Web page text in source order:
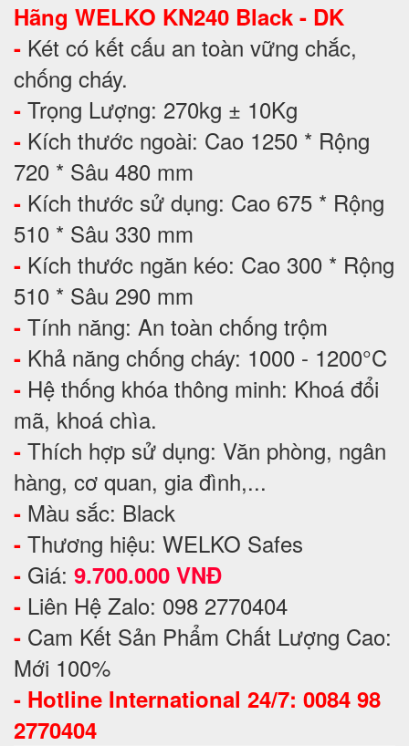
Hãng WELKO KN240 Black - DK
- Két có kết cấu an toàn vững chắc,
chống cháy.
- Trọng Lượng: 270kg ± 10Kg
- Kích thước ngoài: Cao 1250 * Rộng
720 * Sâu 480 mm
- Kích thước sử dụng: Cao 675 * Rộng
510 * Sâu 330 mm
- Kích thước ngăn kéo: Cao 300 * Rộng
510 * Sâu 290 mm
- Tính năng: An toàn chống trộm
- Khả năng chống cháy: 1000 - 1200°C
- Hệ thống khóa thông minh: Khoá đổi
mã, khoá chìa.
- Thích hợp sử dụng: Văn phòng, ngân
hàng, cơ quan, gia đình,...
- Màu sắc: Black
- Thương hiệu: WELKO Safes
- Giá: 9.700.000 VNĐ
- Liên Hệ Zalo: 098 2770404
- Cam Kết Sản Phẩm Chất Lượng Cao:
Mới 100%
- Hotline International 24/7: 0084 98
2770404